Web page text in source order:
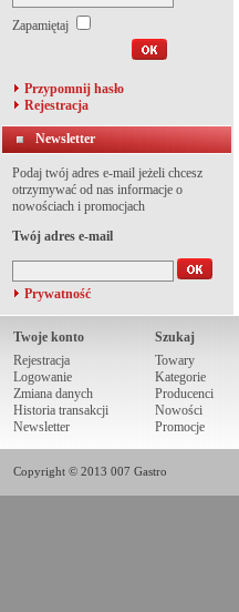
Zapamiętaj
Przypomnij hasło
Rejestracja
Newsletter
Podaj twój adres e-mail jeżeli chcesz
otrzymywać od nas informacje o
nowościach i promocjach
Twój adres e-mail
Prywatność
Twoje konto
Rejestracja
Logowanie
Zmiana danych
Historia transakcji
Newsletter
Szukaj
Towary
Kategorie
Producenci
Nowości
Promocje
Copyright © 2013 007 Gastro